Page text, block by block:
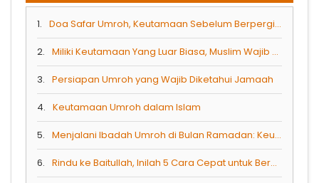
1. Doa Safar Umroh, Keutamaan Sebelum Berpergian
2. Miliki Keutamaan Yang Luar Biasa, Muslim Wajib Berkunjung Ke Masjidil Haram
3. Persiapan Umroh yang Wajib Diketahui Jamaah
4. Keutamaan Umroh dalam Islam
5. Menjalani Ibadah Umroh di Bulan Ramadan: Keutamaan dan Tips Persiapan
6. Rindu ke Baitullah, Inilah 5 Cara Cepat untuk Berangkat Umrah